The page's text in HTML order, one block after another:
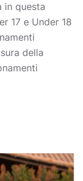
in questa
17 e Under 18
della